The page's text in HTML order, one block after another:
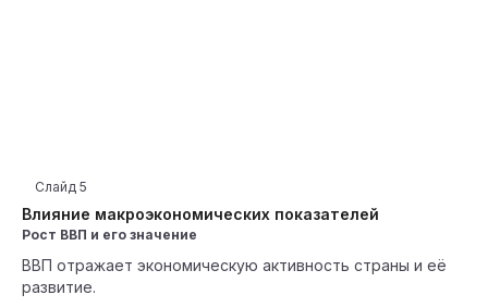
Влияние макроэкономических показателей
Слайд 5
Рост ВВП и его значение
ВВП отражает экономическую активность страны и её
развитие.